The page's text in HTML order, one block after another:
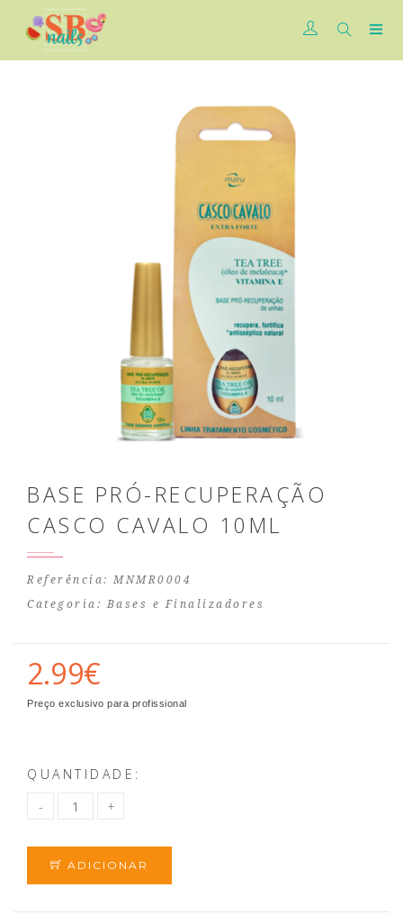
BASE PRÓ-RECUPERAÇÃO
CASCO CAVALO 10ML
Referência: MNMR0004
Categoria: Bases e Finalizadores
2.99€
Preço exclusivo para profissional
QUANTIDADE:
ADICIONAR